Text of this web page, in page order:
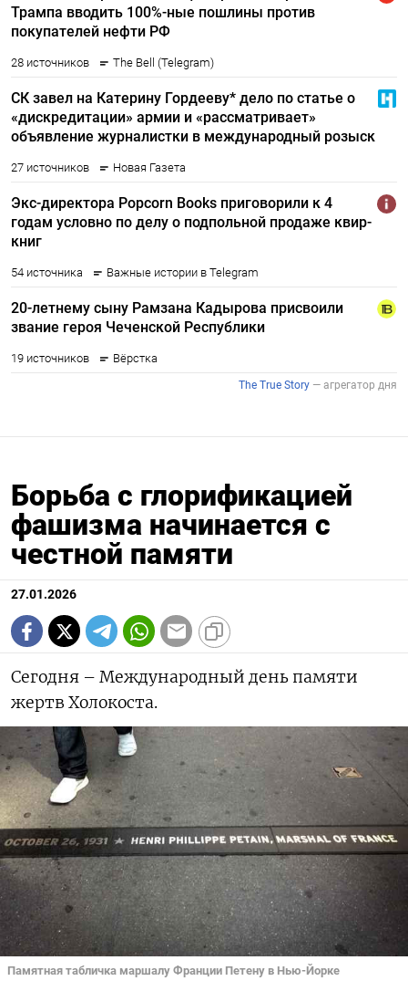
Борьба с глорификацией
фашизма начинается с
честной памяти
27.01.2026
Сегодня – Международный день памяти
жертв Холокоста.
Памятная табличка маршалу Франции Петену в Нью-Йорке